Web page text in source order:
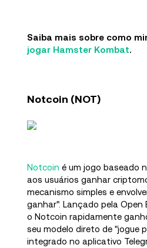
Saiba mais sobre como
jogar Hamster Kombat.
Notcoin (NOT)
Notcoin é um jogo baseado
aos usuários ganhar
mecanismo simples e
ganhar". Lançado pela Open
o Notcoin rapidamente
seu modelo direto de "jogue
integrado no aplicativo